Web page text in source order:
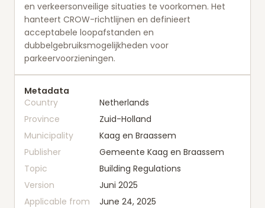
en verkeersonveilige situaties te voorkomen. Het
hanteert CROW-richtlijnen en definieert
acceptabele loopafstanden en
dubbelgebruiksmogelijkheden voor
parkeervoorzieningen.
Metadata
Country
Netherlands
Province
Zuid-Holland
Municipality
Kaag en Braassem
Publisher
Gemeente Kaag en Braassem
Topic
Building Regulations
Version
Juni 2025
Applicable from
June 24, 2025